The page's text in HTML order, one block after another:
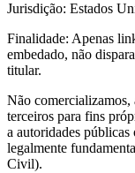
Jurisdição: Estados
Finalidade: Apenas
embedado, não
titular.
Não comercializamos,
terceiros para fins
a autoridades
legalmente
Civil).